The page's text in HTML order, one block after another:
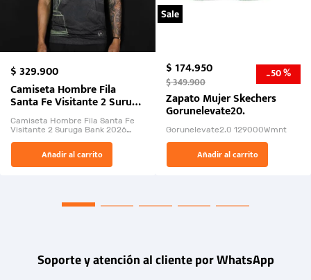
$329.900
Camiseta Hombre Fila
Santa Fe Visitante 2 Suruga
Bank 2026
Camiseta Hombre Fila Santa Fe
Visitante 2 Suruga Bank 2026
El Rugido del Sol Naciente:
“Primeros para la Et...
Añadir al carrito
Sale
$174.950
$349.900 -50 %
Zapato Mujer Skechers
Gorunelevate20.
Gorunelevate2.0 129000Wmnt
Añadir al carrito
Soporte y atención al cliente por WhatsApp